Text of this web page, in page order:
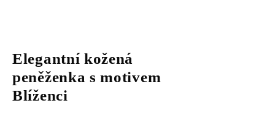
Elegantní kožená
peněženka s motivem
Blíženci